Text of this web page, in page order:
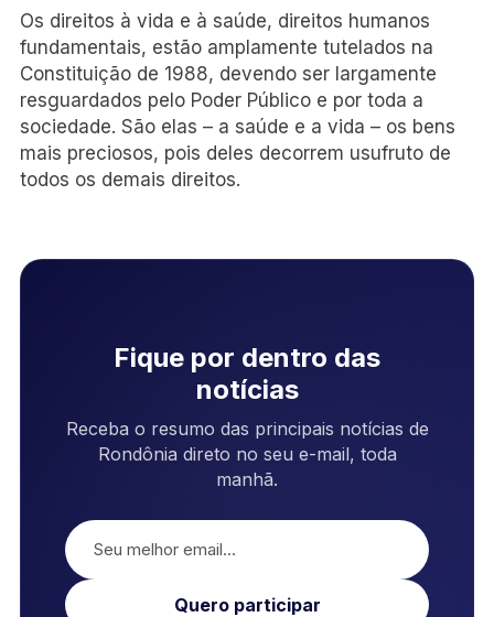
Os direitos à vida e à saúde, direitos humanos
fundamentais, estão amplamente tutelados na
Constituição de 1988, devendo ser largamente
resguardados pelo Poder Público e por toda a
sociedade. São elas – a saúde e a vida – os bens
mais preciosos, pois deles decorrem usufruto de
todos os demais direitos.
Fique por dentro das
notícias
Receba o resumo das principais notícias de
Rondônia direto no seu e-mail, toda
manhã.
Quero participar